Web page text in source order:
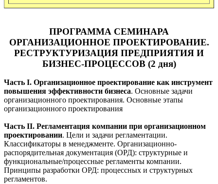
ПРОГРАММА СЕМИНАРА
ОРГАНИЗАЦИОННОЕ ПРОЕКТИРОВАНИЕ.
РЕСТРУКТУРИЗАЦИЯ ПРЕДПРИЯТИЯ И
БИЗНЕС-ПРОЦЕССОВ (2 дня)
Часть I. Организационное проектирование как инструмент
повышения эффективности бизнеса. Основные задачи
организационного проектирования. Основные этапы
организационного проектирования
Часть II. Регламентация компании при организационном
проектировании. Цели и задачи регламентации.
Классификаторы в менеджменте. Организационно-
распорядительная документация (ОРД): структурные и
функциональные/процессные регламенты компании.
Принципы разработки ОРД: процессных и структурных
регламентов.